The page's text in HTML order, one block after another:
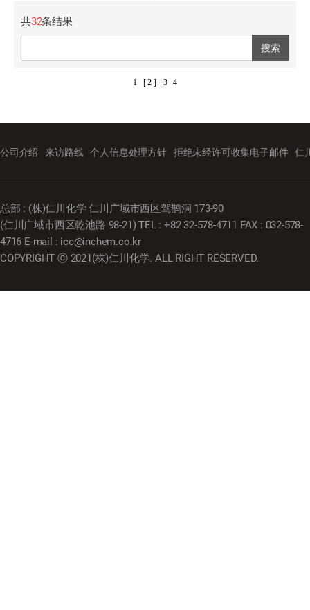
共32条结果
搜索
1 [ 2 ] 3 4
公司介绍 来访路线 个人信息处理方针 拒绝未经许可收集电子邮件 仁
总部 : (株)仁川化学 仁川广域市西区驾鹊洞 173-90
(仁川广域市西区乾池路 98-21) TEL : +82 32-578-4711 FAX : 032-578-
4716 E-mail : icc@inchem.co.kr
COPYRIGHT ⓒ 2021(株)仁川化学. ALL RIGHT RESERVED.